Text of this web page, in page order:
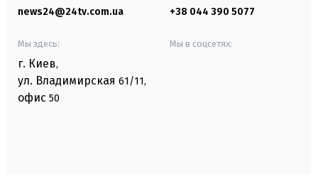
news24@24tv.com.ua +38 044 390 5077
Мы здесь:
г. Киев,
ул. Владимирская 61/11,
офис 50
Мы в соцсетях: